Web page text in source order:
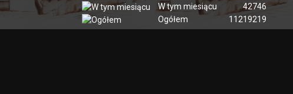
W tym miesiącu
42746
Ogółem
11219219